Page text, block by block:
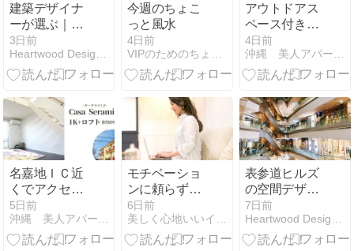
建築デザイナ
ーが選ぶ｜空
間デザインも
魅力のBLUE
BOTTLE
Art&Architecture
＃602
3日前
Heartwood Design Stand.
今週のちょこ
っと風水
4日前
VIPのためのちょこっと風水 インテリアで今日から開運！！
アウトドアス
ペース付き！
北欧スタイル
の家♪4LDK
4日前
沖縄 美人アパートメント計画 推進委員会
名嘉地ＩＣ近
くでアクセス
抜群♪超好立地
物件！ロフト
付き物件♪
5日前
沖縄 美人アパートメント計画 推進委員会
モチベーショ
ンに頼らずに
インテリアを
仕事にする力
6日前
美しく心地いいインテリア
表参道ヒルズ
の空間デザイ
ンと、この夏
観たい海外ド
ラマ /
7日前
Heartwood Design Stand.